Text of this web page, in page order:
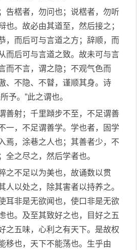
楛者，勿问也；说楛者，勿听
也。故必由其道至，然后接之；
，而后可与言道之方；辞顺，而
而后可与言道之致。故未可与言
而不言，谓之隐；不观气色而
、不隐、不瞽，谨顺其身。诗
予。”此之谓也。
射；千里蹞步不至，不足谓善
一，不足谓善学。学也者，固学
焉，涂巷之人也；其善者少，不
全之尽之，然后学者也。
不足以为美也，故诵数以贯
人以处之，除其害者以持养之。
耳非是无欲闻也，使口非是无欲
也。及至其致好之也，目好之五
之五味，心利之有天下。是故权
移也，天下不能荡也。生乎由